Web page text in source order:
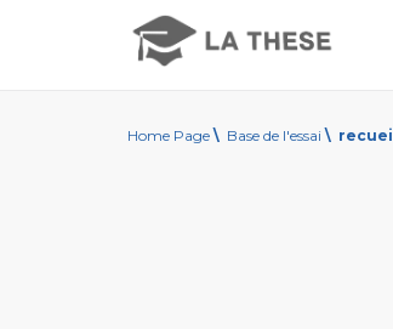
Home Page \ Base de l'essai \ recueil